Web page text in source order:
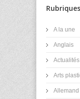
A la une
Anglais
Actualités
Arts
Allemand